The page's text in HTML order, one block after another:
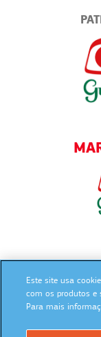
SIGA NAS REDES
Este site usa
com os produtos e
Para mais